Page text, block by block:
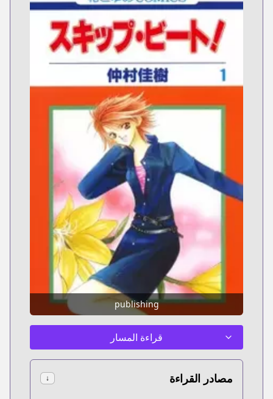
publishing
قراءة المسار
مصادر القراءة ↓